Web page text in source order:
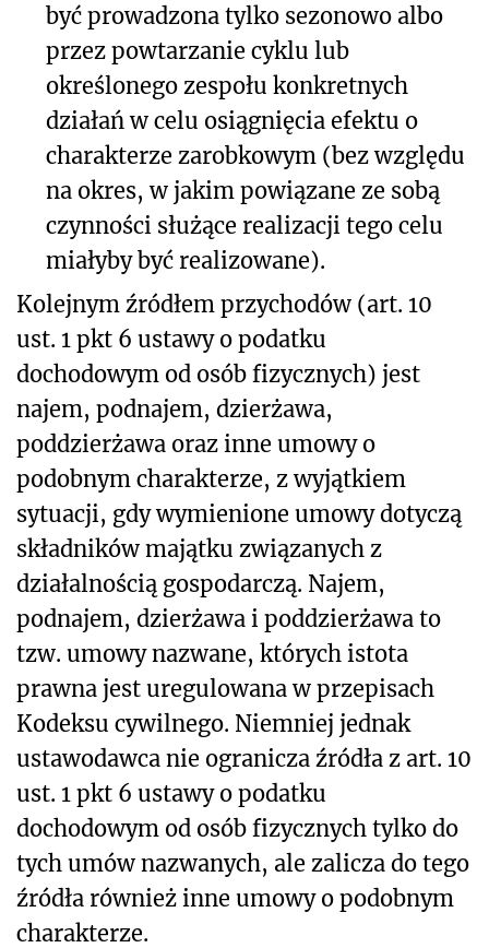
być prowadzona tylko sezonowo albo
przez powtarzanie cyklu lub
określonego zespołu konkretnych
działań w celu osiągnięcia efektu o
charakterze zarobkowym (bez względu
na okres, w jakim powiązane ze sobą
czynności służące realizacji tego celu
miałyby być realizowane).
Kolejnym źródłem przychodów (art. 10
ust. 1 pkt 6 ustawy o podatku
dochodowym od osób fizycznych) jest
najem, podnajem, dzierżawa,
poddzierżawa oraz inne umowy o
podobnym charakterze, z wyjątkiem
sytuacji, gdy wymienione umowy dotyczą
składników majątku związanych z
działalnością gospodarczą. Najem,
podnajem, dzierżawa i poddzierżawa to
tzw. umowy nazwane, których istota
prawna jest uregulowana w przepisach
Kodeksu cywilnego. Niemniej jednak
ustawodawca nie ogranicza źródła z art. 10
ust. 1 pkt 6 ustawy o podatku
dochodowym od osób fizycznych tylko do
tych umów nazwanych, ale zalicza do tego
źródła również inne umowy o podobnym
charakterze.